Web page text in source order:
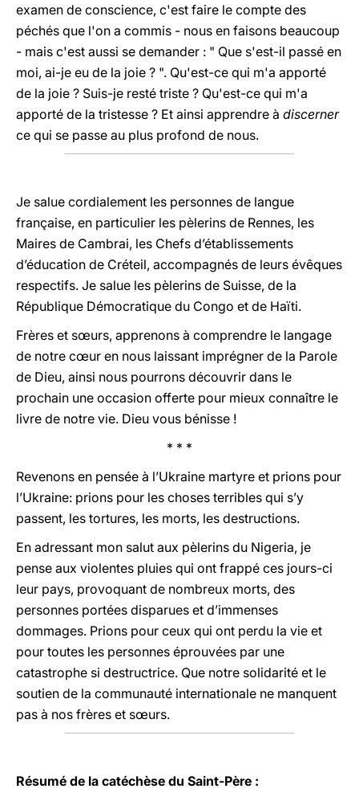
examen de conscience, c'est faire le compte des
péchés que l'on a commis - nous en faisons beaucoup
- mais c'est aussi se demander : " Que s'est-il passé en
moi, ai-je eu de la joie ? ". Qu'est-ce qui m'a apporté
de la joie ? Suis-je resté triste ? Qu'est-ce qui m'a
apporté de la tristesse ? Et ainsi apprendre à discerner
ce qui se passe au plus profond de nous.
Je salue cordialement les personnes de langue
française, en particulier les pèlerins de Rennes, les
Maires de Cambrai, les Chefs d’établissements
d’éducation de Créteil, accompagnés de leurs évêques
respectifs. Je salue les pèlerins de Suisse, de la
République Démocratique du Congo et de Haïti.
Frères et sœurs, apprenons à comprendre le langage
de notre cœur en nous laissant imprégner de la Parole
de Dieu, ainsi nous pourrons découvrir dans le
prochain une occasion offerte pour mieux connaître le
livre de notre vie. Dieu vous bénisse !
* * *
Revenons en pensée à l’Ukraine martyre et prions pour
l’Ukraine: prions pour les choses terribles qui s’y
passent, les tortures, les morts, les destructions.
En adressant mon salut aux pèlerins du Nigeria, je
pense aux violentes pluies qui ont frappé ces jours-ci
leur pays, provoquant de nombreux morts, des
personnes portées disparues et d’immenses
dommages. Prions pour ceux qui ont perdu la vie et
pour toutes les personnes éprouvées par une
catastrophe si destructrice. Que notre solidarité et le
soutien de la communauté internationale ne manquent
pas à nos frères et sœurs.
Résumé de la catéchèse du Saint-Père :